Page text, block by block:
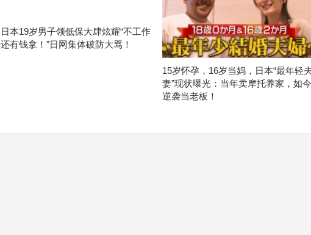
日本19岁男子领低保大肆炫耀“不工作
还有钱拿！”日网集体破防大骂！
15岁怀孕，16岁当妈，日本“最年轻
妻”现状曝光：当年卖摩托养家，如
逆袭当老板！